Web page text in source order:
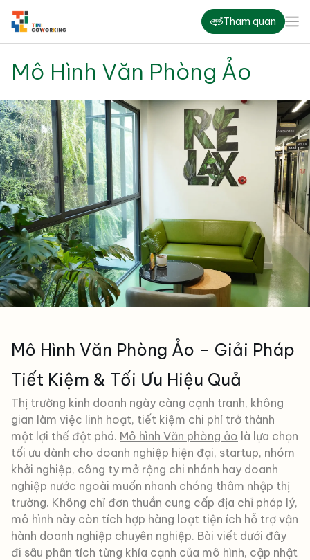
Tham quan
Mô Hình Văn Phòng Ảo
Mô Hình Văn Phòng Ảo – Giải Pháp
Tiết Kiệm & Tối Ưu Hiệu Quả
Thị trường kinh doanh ngày càng cạnh tranh, không
gian làm việc linh hoạt, tiết kiệm chi phí trở thành
một lợi thế đột phá. Mô hình Văn phòng ảo là lựa chọn
tối ưu dành cho doanh nghiệp hiện đại, startup, nhóm
khởi nghiệp, công ty mở rộng chi nhánh hay doanh
nghiệp nước ngoài muốn nhanh chóng thâm nhập thị
trường. Không chỉ đơn thuần cung cấp địa chỉ pháp lý,
mô hình này còn tích hợp hàng loạt tiện ích hỗ trợ vận
hành doanh nghiệp chuyên nghiệp. Bài viết dưới đây
đi sâu phân tích từng khía cạnh của mô hình, cập nhật